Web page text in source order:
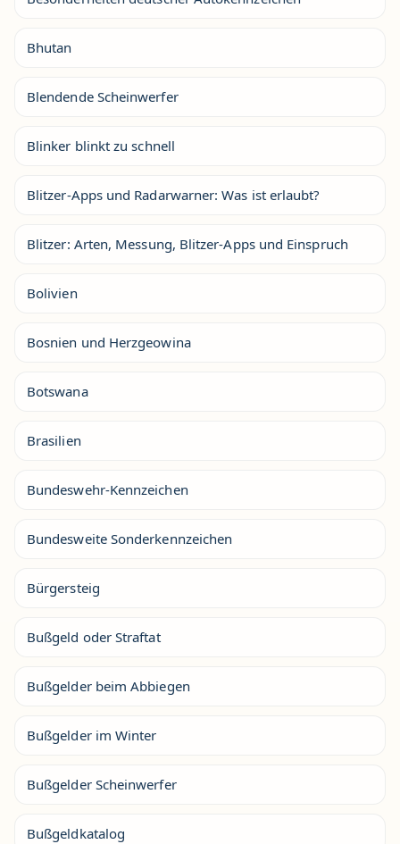
Bhutan
Blendende Scheinwerfer
Blinker blinkt zu schnell
Blitzer-Apps und Radarwarner: Was ist erlaubt?
Blitzer: Arten, Messung, Blitzer-Apps und Einspruch
Bolivien
Bosnien und Herzgeowina
Botswana
Brasilien
Bundeswehr-Kennzeichen
Bundesweite Sonderkennzeichen
Bürgersteig
Bußgeld oder Straftat
Bußgelder beim Abbiegen
Bußgelder im Winter
Bußgelder Scheinwerfer
Bußgeldkatalog